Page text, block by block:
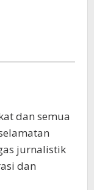
dan semua
jurnalistik
dan